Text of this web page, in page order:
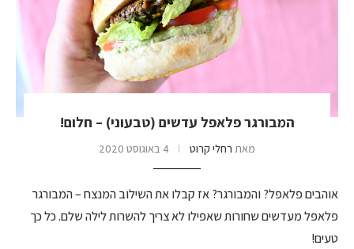
המבורגר פלאפל עדשים (טבעוני) – חלום!
מאת רחלי קרוט 4 באוגוסט 2020
אוהבים פלאפל? והמבורגר? אז קבלו את השילוב המנצח – המבורגר
פלאפל מעדשים שחורות שאפילו לא צריך להשרות לילה שלם. כל כך
טעים!